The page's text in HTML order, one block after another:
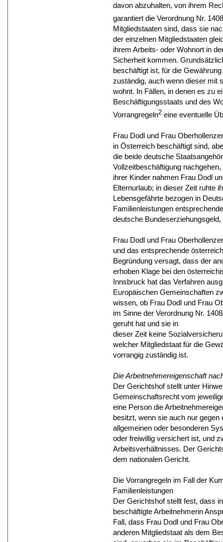
davon abzuhalten, von ihrem
garantiert die Verordnung Nr.
Mitgliedstaaten sind, dass sie
der einzelnen Mitgliedstaaten
ihrem Arbeits- oder Wohnort in
Sicherheit kommen.
beschäftigt ist, für die
zuständig, auch wenn dieser mit
wohnt. In Fällen, in denen es zu
Beschäftigungsstaats und des
Vorrangregeln2 eine eventuelle
Frau Dodl und Frau
in Österreich beschäftigt sind,
die beide deutsche
Vollzeitbeschäftigung
ihrer Kinder nahmen Frau Dodl
Elternurlaub; in dieser Zeit ruhte
Lebensgefährte bezogen in
Familienleistungen
deutsche
Frau Dodl und Frau
und das entsprechende
Begründung versagt, dass der
erhoben Klage bei den
Innsbruck hat das Verfahren
Europäischen Gemeinschaften
wissen, ob Frau Dodl und Frau
im Sinne der Verordnung Nr.
geruht hat und sie in
dieser Zeit keine
welcher Mitgliedstaat für die
vorrangig zuständig ist.
Die Arbeitnehmereigenschaft
Der Gerichtshof stellt unter
Gemeinschaftsrecht vom
eine Person die
besitzt, wenn sie auch nur
allgemeinen oder besonderen
oder freiwillig versichert ist, und
Arbeitsverhältnisses. Der
dem nationalen Gericht.
Die Vorrangregeln im Fall der
Familienleistungen
Der Gerichtshof stellt fest, dass
beschäftigte Arbeitnehmerin
Fall, dass Frau Dodl und Frau
anderen Mitgliedstaat als dem